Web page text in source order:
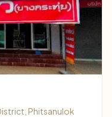
Phitsanulok